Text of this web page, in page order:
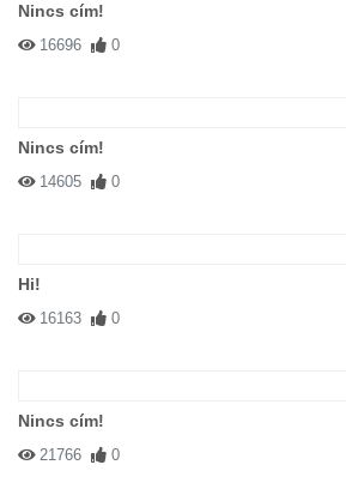
Nincs cím!
16696 0
Nincs cím!
14605 0
Hi!
16163 0
Nincs cím!
21766 0